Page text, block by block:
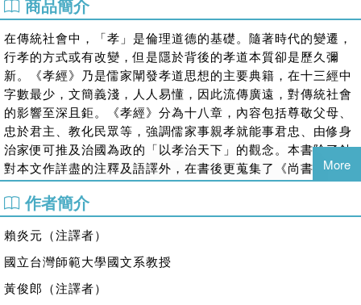
商品簡介
在傳統社會中，「孝」是倫理道德的基礎。隨著時代的變遷，
行孝的方式或有改變，但是隱於背後的孝道本質卻是歷久彌
新。《孝經》乃是儒家闡發孝道思想的主要典籍，在十三經中
字數最少，文簡義淺，人人易懂，因此流傳廣遠，對傳統社會
的影響至深且鉅。《孝經》分為十八章，內容包括尊敬父母、
忠於君主、教化民眾等，強調儒家事親孝就能事君忠、由修身
治家便可推及治國為政的「以孝治天下」的觀念。本書除了針
對本文作詳盡的注釋及語譯外，在書後更蒐集了《尚書》、
《詩經》、《左傳》、《國語》、《禮記》等古籍中有關孝道
的篇章，讓讀者可以對儒家孝道思想形成的淵源及其發展概
More
作者簡介
賴炎元（注譯者）
國立台灣師範大學國文系教授
黃俊郎 （注譯者）